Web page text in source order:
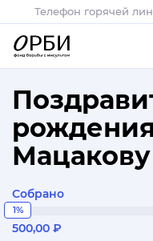
Телефон горячей
Мацакову
Собрано
1%
500,00 ₽